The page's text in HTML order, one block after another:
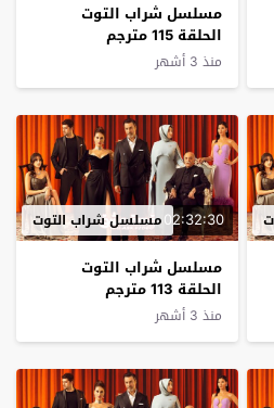
مسلسل شراب التوت
الحلقة 115 مترجم
منذ 3 أشهر
02:32:30مسلسل شراب التوت
مسلسل شراب التوت
الحلقة 113 مترجم
منذ 3 أشهر